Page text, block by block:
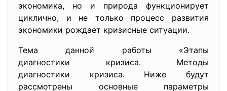
экономика, но и природа функционирует
циклично, и не только процесс развития
экономики рождает кризисные ситуации.
Тема данной работы «Этапы
диагностики кризиса. Методы
диагностики кризиса. Ниже будут
рассмотрены основные параметры